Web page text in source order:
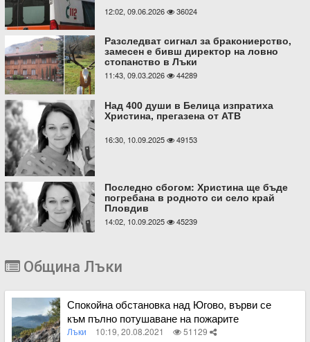
12:02, 09.06.2026 36024
Разследват сигнал за бракониерство,
замесен е бивш директор на ловно
стопанство в Лъки
11:43, 09.03.2026 44289
Над 400 души в Белица изпратиха
Христина, прегазена от АТВ
16:30, 10.09.2025 49153
Последно сбогом: Христина ще бъде
погребана в родното си село край
Пловдив
14:02, 10.09.2025 45239
Община Лъки
Спокойна обстановка над Югово, върви се
към пълно потушаване на пожарите
Лъки 10:19, 20.08.2021 51129